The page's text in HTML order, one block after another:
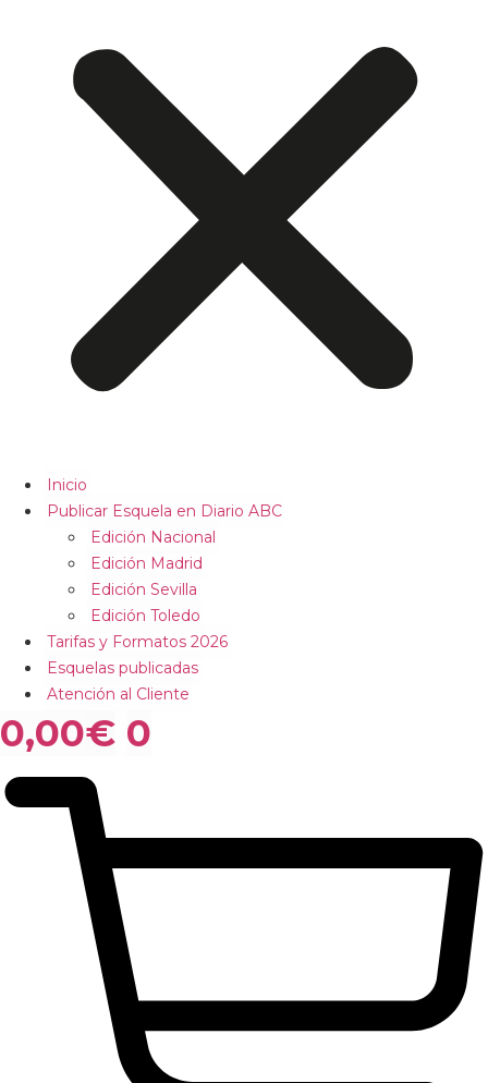
Inicio
Publicar Esquela en Diario ABC
Edición Nacional
Edición Madrid
Edición Sevilla
Edición Toledo
Tarifas y Formatos 2026
Esquelas publicadas
Atención al Cliente
0,00€ 0